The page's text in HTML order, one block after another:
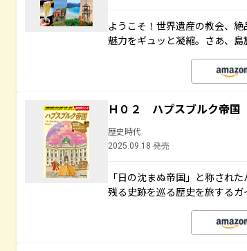
ようこそ！世界遺産の教会、
魅力をギュッと凝縮。さあ、島
Ｈ０２ ハプスブルク帝国
歴史時代
2025.09.18 発売
「日の沈まぬ帝国」と称され
残る史跡を巡る歴史を旅するガ